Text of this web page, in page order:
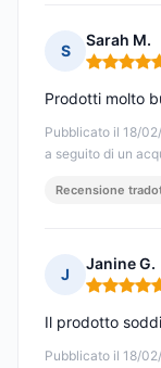
S
Sarah M.
Nota: 5 su
Pubblicato il 18/
a seguito di un
Prodotti molto
Recensione
J
Janine G.
Nota: 5 su
Pubblicato il 18/
Il prodotto